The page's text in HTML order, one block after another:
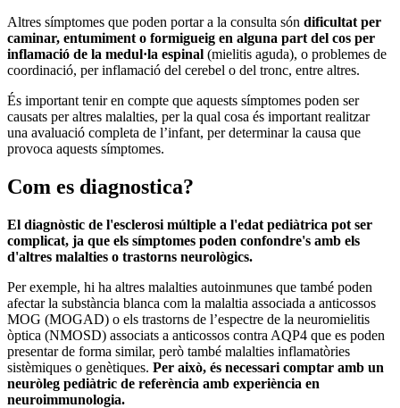
Altres símptomes que poden portar a la consulta són dificultat per
caminar, entumiment o formigueig en alguna part del cos per
inflamació de la medul·la espinal (mielitis aguda), o problemes de
coordinació, per inflamació del cerebel o del tronc, entre altres.
És important tenir en compte que aquests símptomes poden ser
causats per altres malalties, per la qual cosa és important realitzar
una avaluació completa de l’infant, per determinar la causa que
provoca aquests símptomes.
Com es diagnostica?
El diagnòstic de l'esclerosi múltiple a l'edat pediàtrica pot ser
complicat, ja que els símptomes poden confondre's amb els
d'altres malalties o trastorns neurològics.
Per exemple, hi ha altres malalties autoinmunes que també poden
afectar la substància blanca com la malaltia associada a anticossos
MOG (MOGAD) o els trastorns de l’espectre de la neuromielitis
òptica (NMOSD) associats a anticossos contra AQP4 que es poden
presentar de forma similar, però també malalties inflamatòries
sistèmiques o genètiques. Per això, és necessari comptar amb un
neuròleg pediàtric de referència amb experiència en
neuroimmunologia.